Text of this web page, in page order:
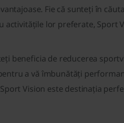
Fie că sunteți în
lor preferate, Sport
beneficia de reducerea
a vă îmbunătăți
Vision este destinația